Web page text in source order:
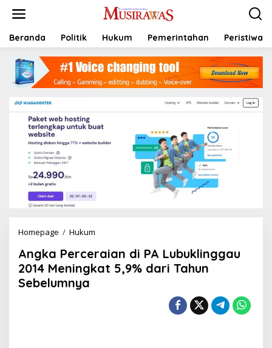
t
Beranda Politik Hukum Pemerintahan Peristiwa
Homepage / Hukum
g
k
a
Angka Perceraian di PA Lubuklinggau
2014 Meningkat 5,9% dari Tahun
Sebelumnya